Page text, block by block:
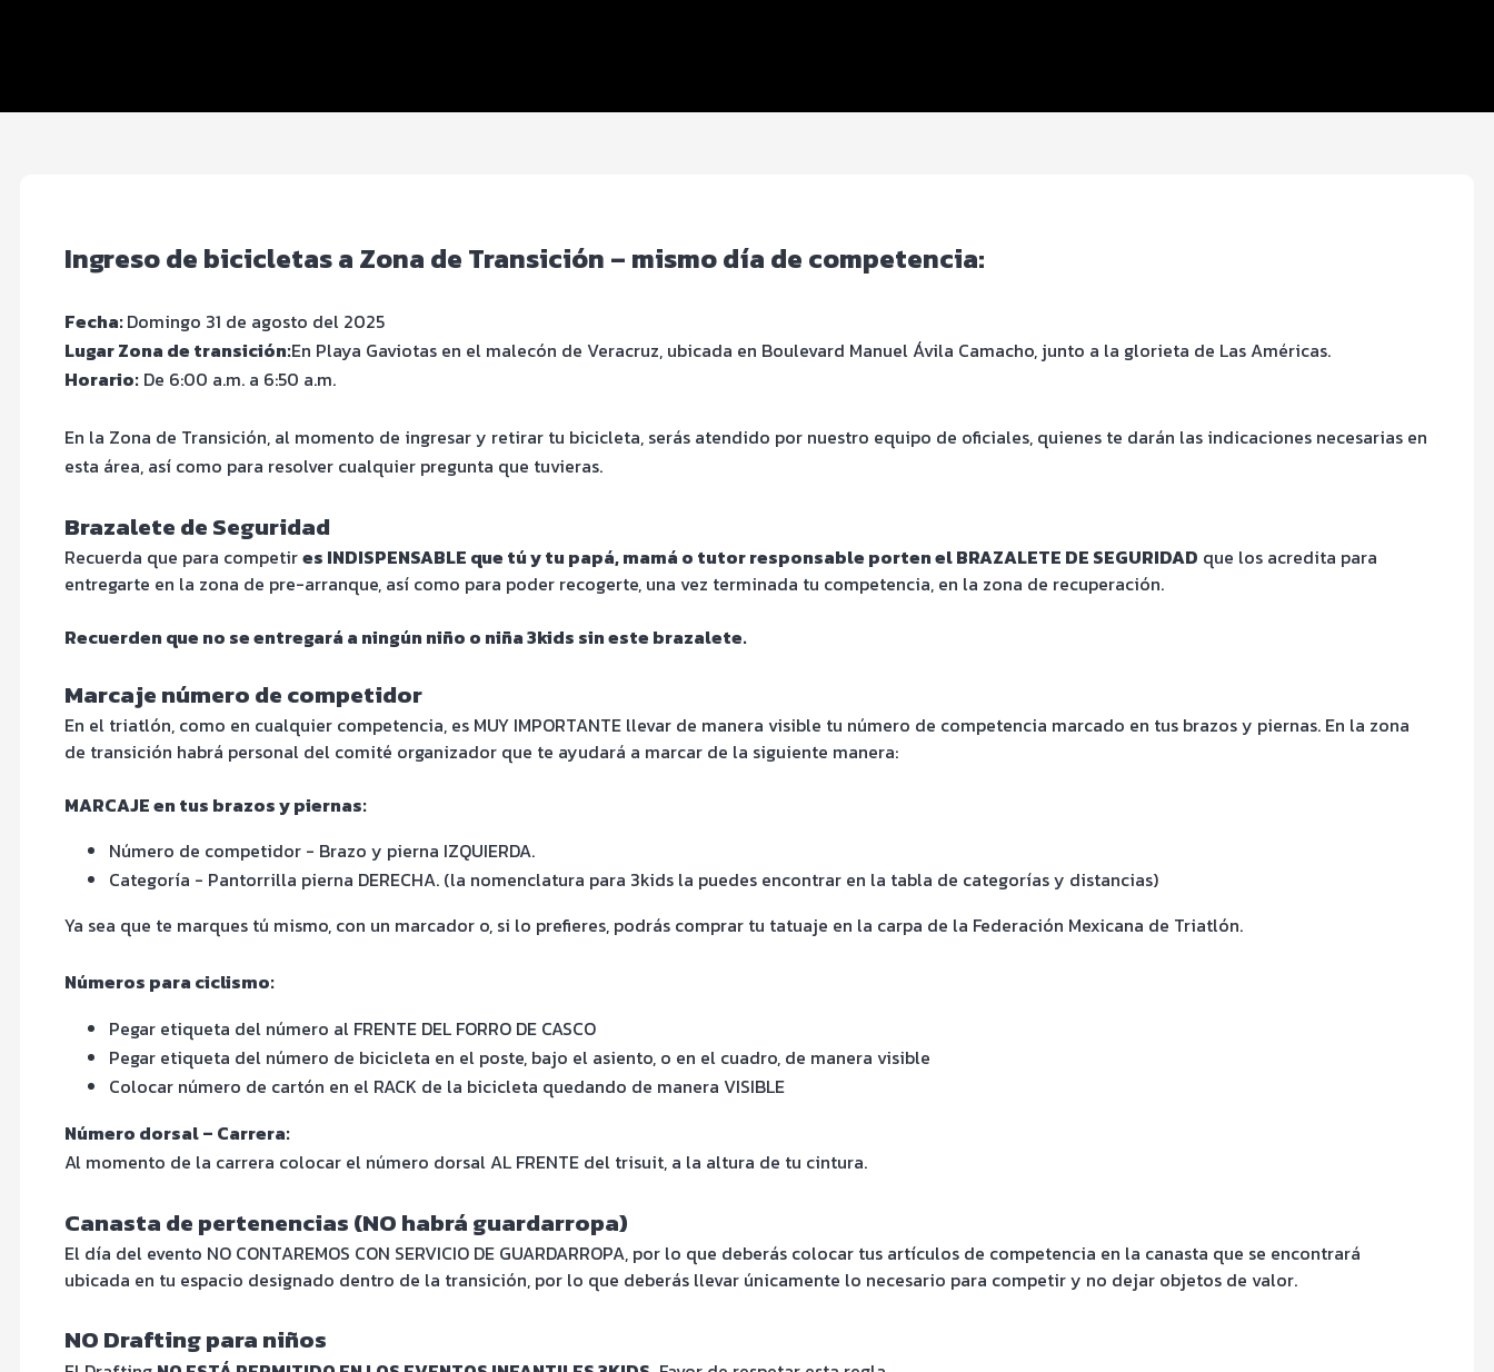
Ingreso de bicicletas a Zona de Transición – mismo día de competencia:
Fecha:Domingo 31 de agosto del 2025
Lugar Zona de transición:En Playa Gaviotas en el malecón de Veracruz, ubicada en Boulevard Manuel Ávila Camacho, junto a la glorieta de Las Américas.
Horario: De 6:00 a.m. a 6:50 a.m.
En la Zona de Transición, al momento de ingresar y retirar tu bicicleta, serás atendido por nuestro equipo de oficiales, quienes te darán las indicaciones necesarias en
esta área, así como para resolver cualquier pregunta que tuvieras.
Brazalete de Seguridad
Recuerda que para competires INDISPENSABLE que tú y tu papá, mamá o tutor responsable porten el BRAZALETE DE SEGURIDAD que los acredita para
entregarte en la zona de pre-arranque, así como para poder recogerte, una vez terminada tu competencia, en la zona de recuperación.
Recuerden que no se entregará a ningún niño o niña 3kids sin este brazalete.
Marcaje número de competidor
En el triatlón, como en cualquier competencia, es MUY IMPORTANTE llevar de manera visible tu número de competencia marcado en tus brazos y piernas. En la zona
de transición habrá personal del comité organizador que te ayudará a marcar de la siguiente manera:
MARCAJE en tus brazos y piernas:
Número de competidor - Brazo y pierna IZQUIERDA.
Categoría - Pantorrilla pierna DERECHA. (la nomenclatura para 3kids la puedes encontrar en la tabla de categorías y distancias)
Ya sea que te marques tú mismo, con un marcador o, si lo prefieres, podrás comprar tu tatuaje en la carpa de la Federación Mexicana de Triatlón.
Números para ciclismo:
Pegar etiqueta del número al FRENTE DEL FORRO DE CASCO
Pegar etiqueta del número de bicicleta en el poste, bajo el asiento, o en el cuadro, de manera visible
Colocar número de cartón en el RACK de la bicicleta quedando de manera VISIBLE
Número dorsal – Carrera:
Al momento de la carrera colocar el número dorsal AL FRENTE del trisuit, a la altura de tu cintura.
Canasta de pertenencias (NO habrá guardarropa)
El día del evento NO CONTAREMOS CON SERVICIO DE GUARDARROPA, por lo que deberás colocar tus artículos de competencia en la canasta que se encontrará
ubicada en tu espacio designado dentro de la transición, por lo que deberás llevar únicamente lo necesario para competir y no dejar objetos de valor.
NO Drafting para niños